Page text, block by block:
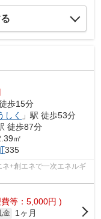
歩15分
しく
」駅 徒歩53分
徒歩87分
㎡
335
+創エネで一次エネルギ
等：5,000円 )
金
1ヶ月